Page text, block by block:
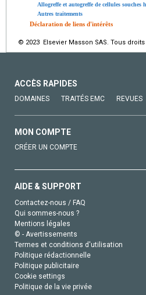
Allogreffe et autogreffe de cellules souches
Autres traitements
Déclaration de liens d'intérêts
© 2023 Elsevier Masson SAS. Tous droits
ACCÈS RAPIDES
DOMAINES TRAITÉS EMC REVUES
MON COMPTE
CRÉER UN COMPTE
AIDE & SUPPORT
Contactez-nous / FAQ
Qui sommes-nous ?
Mentions légales
© - Avertissements
Termes et conditions d'utilisation
Politique rédactionnelle
Politique publicitaire
Cookie settings
Politique de la vie privée